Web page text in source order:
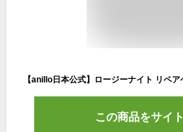
この商品をサイ